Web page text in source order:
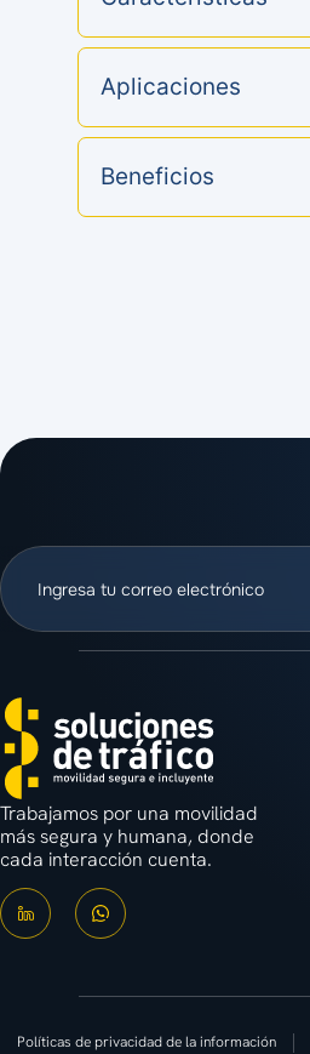
Aplicaciones
Beneficios
Trabajamos por una movilidad
más segura y humana, donde
cada interacción cuenta.
Políticas de privacidad de la información